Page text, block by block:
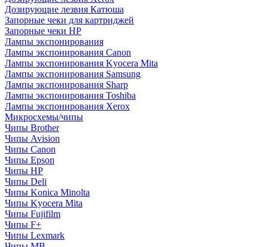
Дозирующие лезвия Катюша
Запорные чеки для картриджей
Запорные чеки HP
Лампы экспонирования
Лампы экспонирования Canon
Лампы экспонирования Kyocera Mita
Лампы экспонирования Samsung
Лампы экспонирования Sharp
Лампы экспонирования Toshiba
Лампы экспонирования Xerox
Микросхемы/чипы
Чипы Brother
Чипы Avision
Чипы Canon
Чипы Epson
Чипы HP
Чипы Deli
Чипы Konica Minolta
Чипы Kyocera Mita
Чипы Fujifilm
Чипы F+
Чипы Lexmark